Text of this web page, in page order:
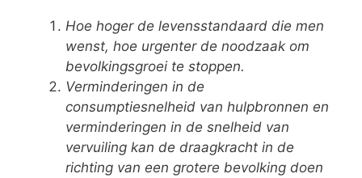
Hoe hoger de levensstandaard die men
wenst, hoe urgenter de noodzaak om
bevolkingsgroei te stoppen.
Verminderingen in de
consumptiesnelheid van hulpbronnen en
verminderingen in de snelheid van
vervuiling kan de draagkracht in de
richting van een grotere bevolking doen